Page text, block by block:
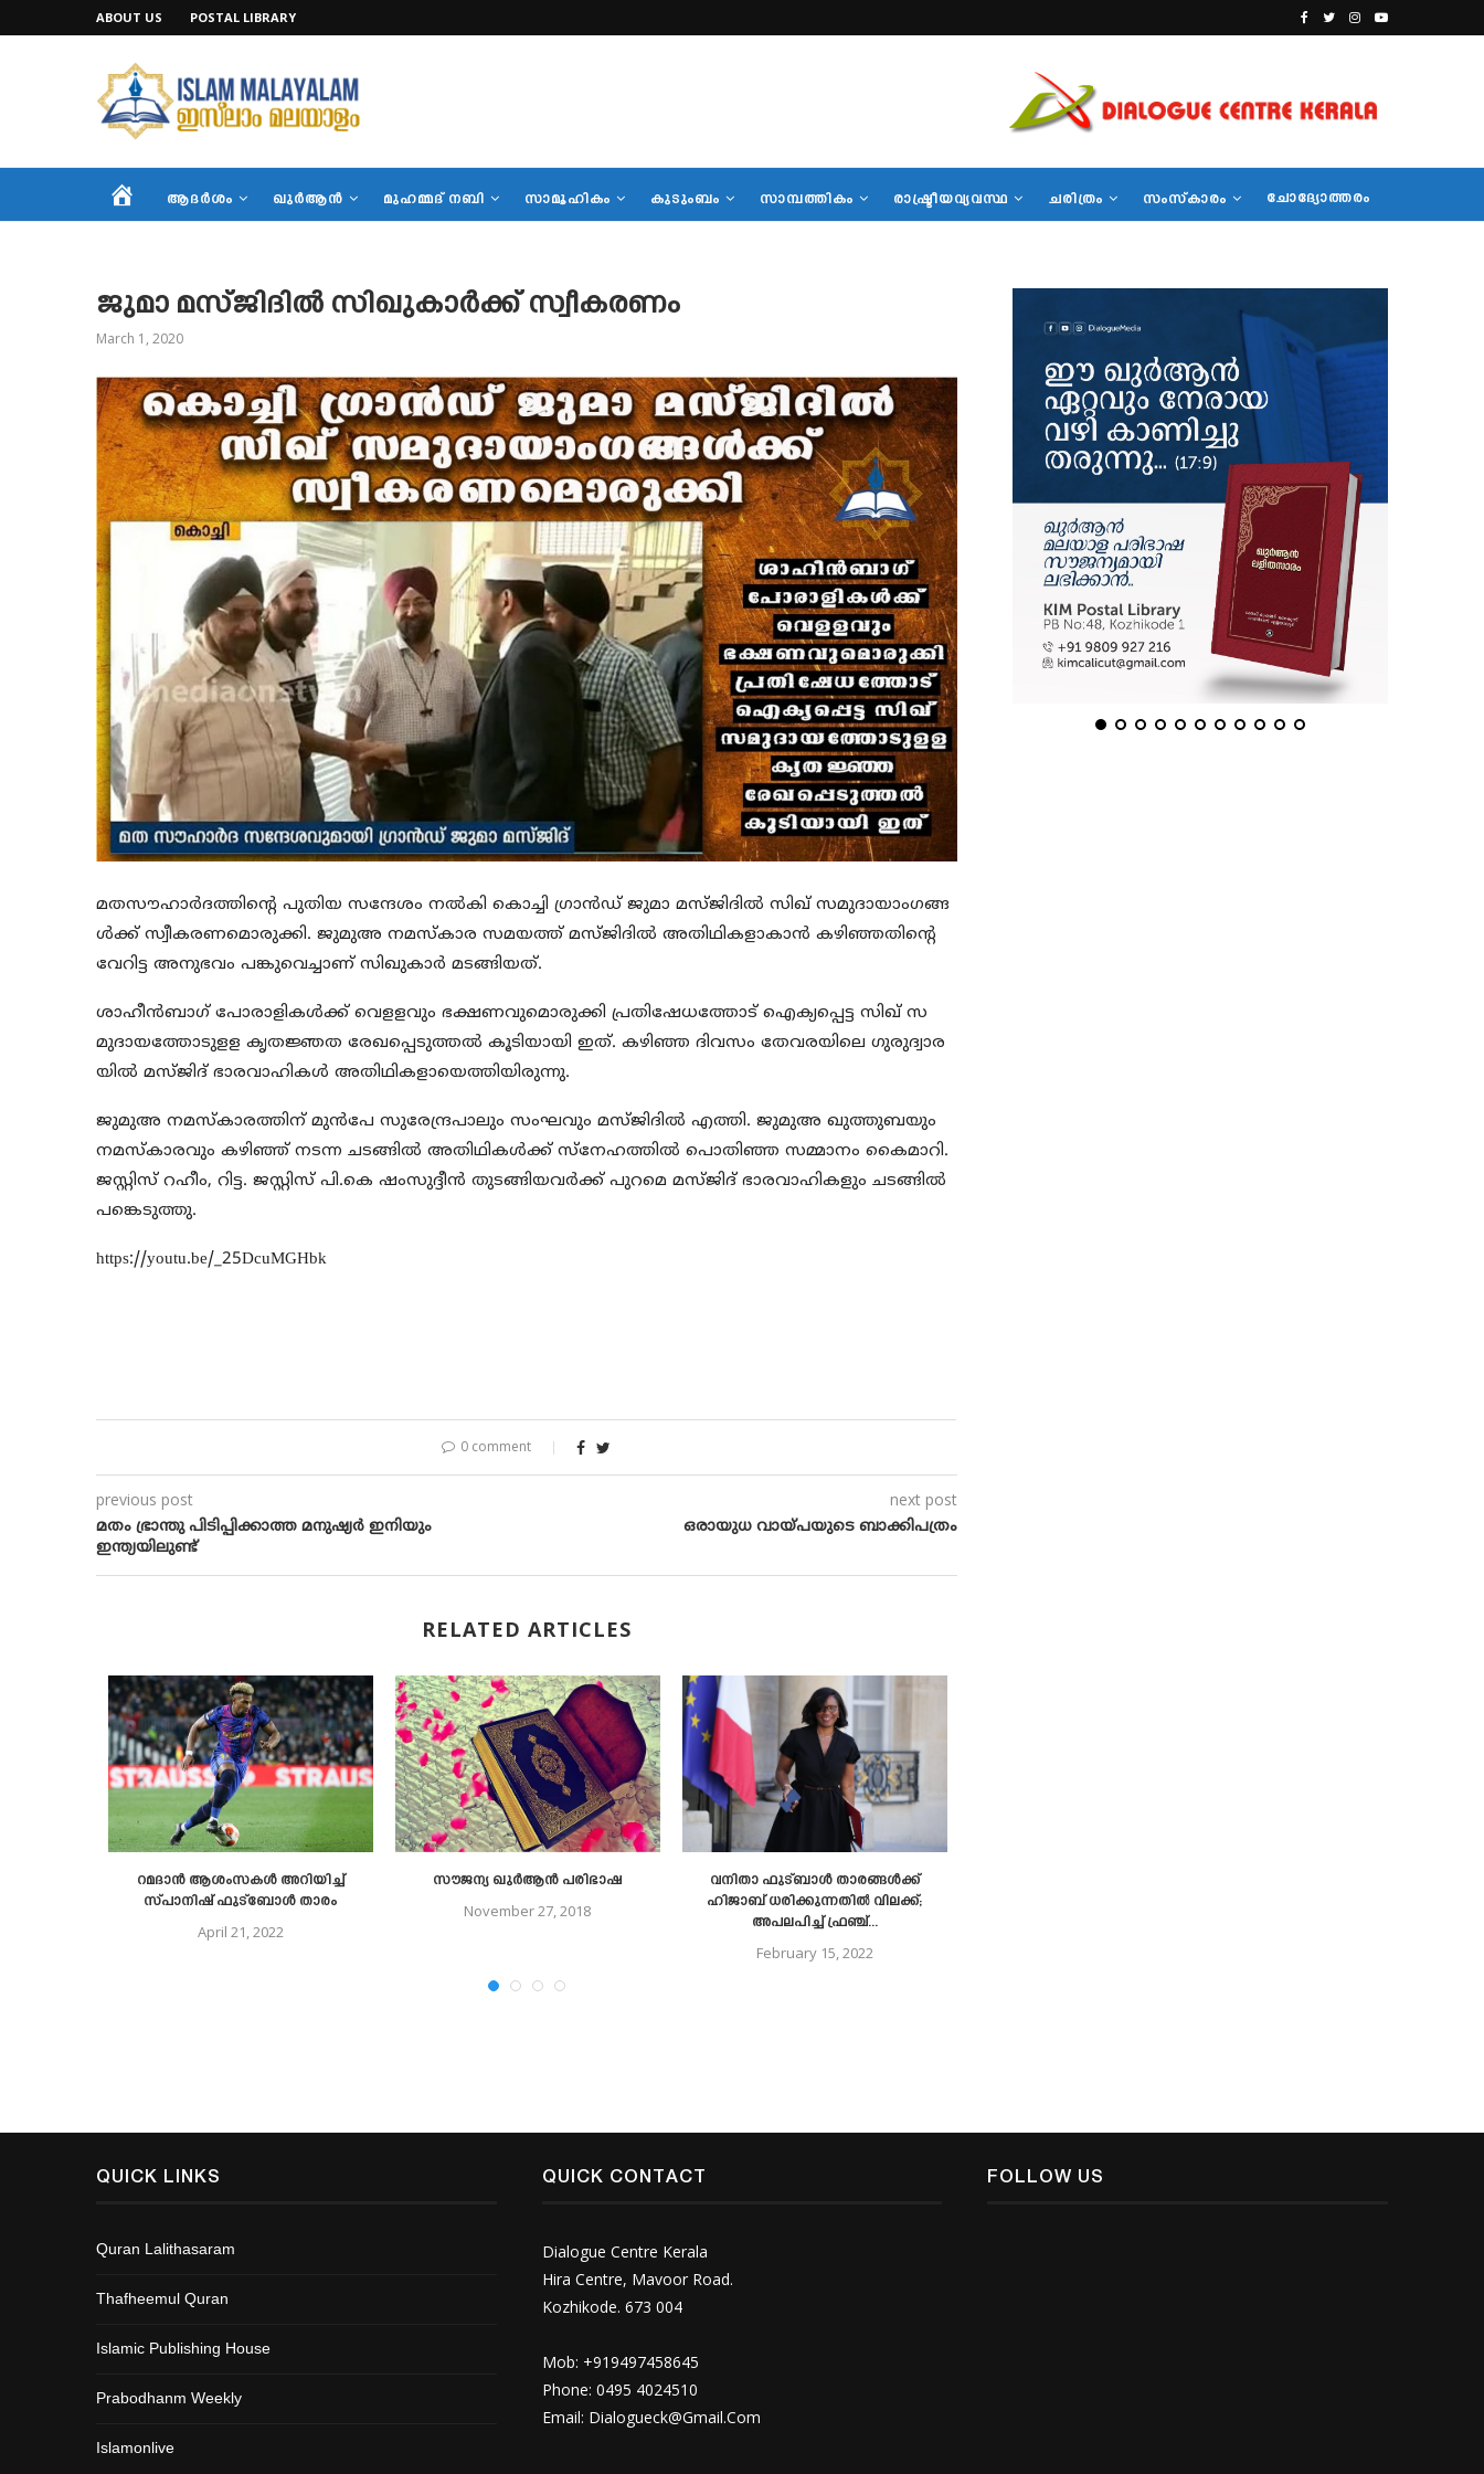
ABOUT US POSTAL LIBRARY
HOMEആദര്‍ശം ഖുര്‍ആന്‍ മുഹമ്മദ് നബി സാമൂഹികം കുടുംബം സാമ്പത്തികം രാഷ്ട്രീയവ്യവസ്ഥ ചരിത്രം സംസ്‌കാരം ചോദ്യോത്തരം
ജുമാ മസ്ജിദില്‍ സിഖുകാര്‍ക്ക് സ്വീകരണം
March 1, 2020
മതസൗഹാർദത്തിന്റെ പുതിയ സന്ദേശം നൽകി കൊച്ചി ഗ്രാൻഡ് ജുമാ മസ്ജിദില്‍ സിഖ് സമുദായാംഗങ്ങ
ള്‍ക്ക് സ്വീകരണമൊരുക്കി. ജുമുഅ നമസ്കാര സമയത്ത് മസ്ജിദില്‍ അതിഥികളാകാന്‍ കഴിഞ്ഞതിന്റെ
വേറിട്ട അനുഭവം പങ്കുവെച്ചാണ് സിഖുകാര്‍ മടങ്ങിയത്.
ശാഹീന്‍ബാഗ് പോരാളികള്‍ക്ക് വെളളവും ഭക്ഷണവുമൊരുക്കി പ്രതിഷേധത്തോട് ഐക്യപ്പെട്ട സിഖ് സ
മുദായത്തോടുളള കൃതജ്ഞത രേഖപ്പെടുത്തല്‍ കൂടിയായി ഇത്. കഴിഞ്ഞ ദിവസം തേവരയിലെ ഗുരുദ്വാര
യില്‍ മസ്ജിദ് ഭാരവാഹികള്‍ അതിഥികളായെത്തിയിരുന്നു.
ജുമുഅ നമസ്കാരത്തിന് മുന്‍പേ സുരേന്ദ്രപാലും സംഘവും മസ്ജിദില്‍ എത്തി. ജുമുഅ ഖുത്തുബയും
നമസ്കാരവും കഴിഞ്ഞ് നടന്ന ചടങ്ങില്‍ അതിഥികള്‍ക്ക് സ്നേഹത്തില്‍ പൊതിഞ്ഞ സമ്മാനം കൈമാറി.
ജസ്റ്റിസ് റഹീം, റിട്ട. ജസ്റ്റിസ് പി.കെ ഷംസുദ്ദീന്‍ തുടങ്ങിയവര്‍ക്ക് പുറമെ മസ്ജിദ് ഭാരവാഹികളും ചടങ്ങില്‍
പങ്കെടുത്തു.
https://youtu.be/_25DcuMGHbk
0 comment
previous post
മതം ഭ്രാന്തു പിടിപ്പിക്കാത്ത മനുഷ്യര്‍ ഇനിയും
ഇന്ത്യയിലുണ്ട്
next post
ഒരായുധ വായ്പയുടെ ബാക്കിപത്രം
RELATED ARTICLES
റമദാൻ ആശംസകൾ അറിയിച്ച്
സ്പാനിഷ് ഫുട്ബോൾ താരം
April 21, 2022
സൗജന്യ ഖുര്‍ആന്‍ പരിഭാഷ
November 27, 2018
വനിതാ ഫുട്ബാൾ താരങ്ങൾക്ക്
ഹിജാബ് ധരിക്കുന്നതിൽ വിലക്ക്;
അപലപിച്ച് ഫ്രഞ്ച്...
February 15, 2022
QUICK LINKS
Quran Lalithasaram
Thafheemul Quran
Islamic Publishing House
Prabodhanm Weekly
Islamonlive
QUICK CONTACT
Dialogue Centre Kerala
Hira Centre, Mavoor Road.
Kozhikode. 673 004
Mob: +919497458645
Phone: 0495 4024510
Email: Dialogueck@Gmail.Com
FOLLOW US